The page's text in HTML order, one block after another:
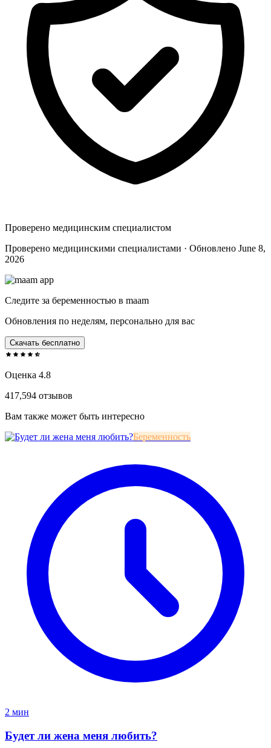
Проверено медицинским специалистом
Проверено медицинскими специалистами · Обновлено June 8,
2026
Следите за беременностью в maam
Обновления по неделям, персонально для вас
Скачать бесплатно
Оценка 4.8
417,594 отзывов
Вам также может быть интересно
Беременность
2 мин
Будет ли жена меня любить?